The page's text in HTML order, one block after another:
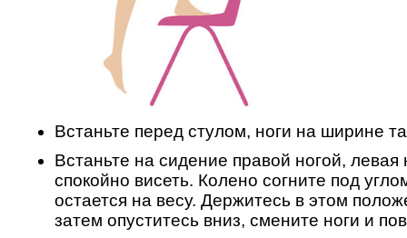
Встаньте перед стулом, ноги на ширине
Встаньте на сидение правой ногой, левая
спокойно висеть. Колено согните под
остается на весу. Держитесь в этом
затем опуститесь вниз, смените ноги и